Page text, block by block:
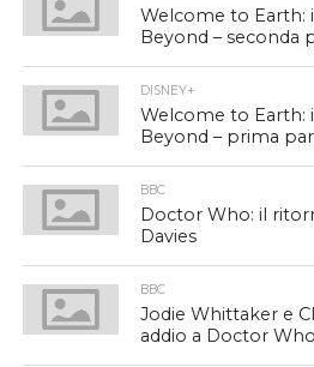
Welcome to Earth:
Beyond – seconda
DISNEY+
Welcome to Earth:
Beyond – prima
BBC
Doctor Who: il
Davies
BBC
Jodie Whittaker e
addio a Doctor